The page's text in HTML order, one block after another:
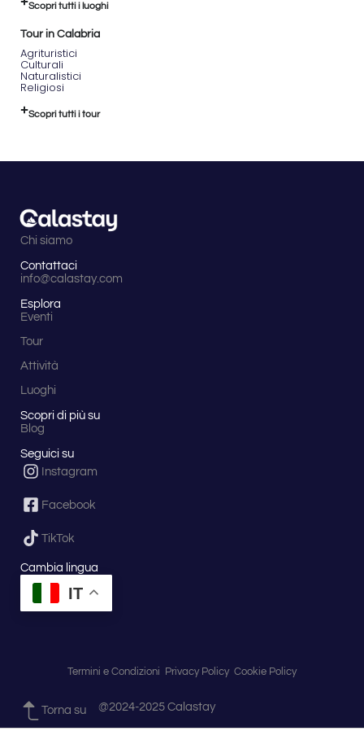
Scopri tutti i luoghi
Tour in Calabria
Agrituristici
Culturali
Naturalistici
Religiosi
Scopri tutti i tour
Chi siamo
Contattaci
info@calastay.com
Esplora
Eventi
Tour
Attività
Luoghi
Scopri di più su
Blog
Seguici su
Instagram
Facebook
TikTok
Cambia lingua
IT
Termini e Condizioni Privacy Policy Cookie Policy
Torna su @2024-2025 Calastay